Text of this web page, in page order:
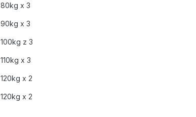
80kg x 3
90kg x 3
100kg z 3
110kg x 3
120kg x 2
120kg x 2